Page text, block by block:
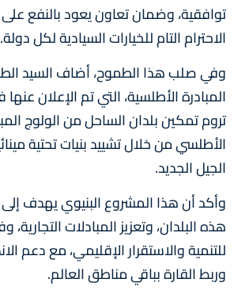
توافقية، وضمان تعاون يعود بالنفع
الاحترام التام للخيارات السيادية لكل دولة.
وفي صلب هذا الطموح، أضاف السيد
تروم تمكين بلدان الساحل من الولوج
الأطلسي من خلال تشييد بنيات تحتية
الجيل الجديد.
وأكد أن هذا المشروع البنيوي يهدف
هذه البلدان، وتعزيز المبادلات
للتنمية والاستقرار الإقليمي، مع دعم
وربط القارة بباقي مناطق العالم.